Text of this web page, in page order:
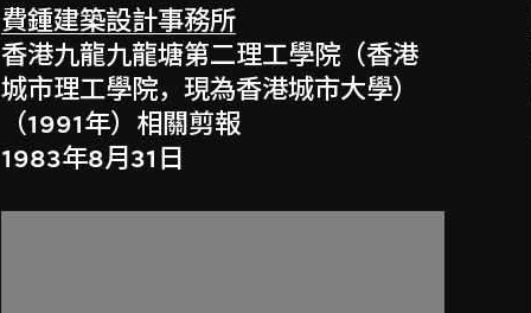
費鍾建築設計事務所
香港九龍九龍塘第二理工學院（香港
城市理工學院，現為香港城市大學）
（1991年）相關剪報
1983年8月31日